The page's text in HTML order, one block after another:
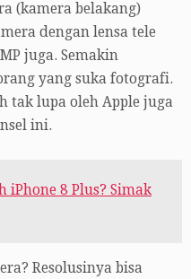
(kamera belakang)
dengan lensa tele
juga. Semakin
yang suka fotografi.
tak lupa oleh Apple juga
ini.
iPhone 8 Plus? Simak
Resolusinya bisa